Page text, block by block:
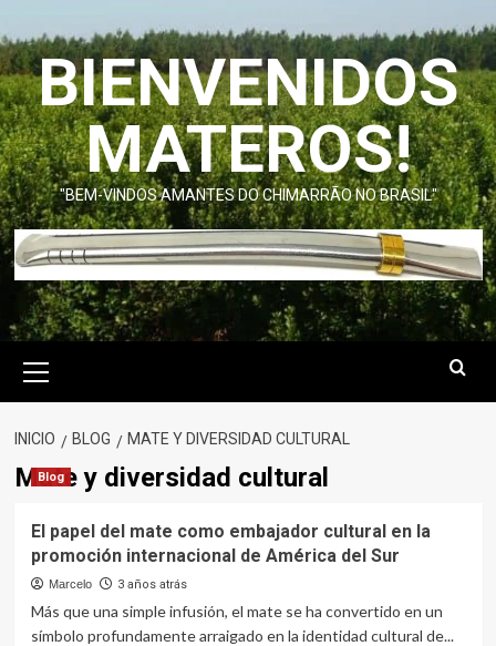
al
contenidoBIENVENIDOS
MATEROS!
"BEM-VINDOS AMANTES DO CHIMARRÃO NO BRASIL"
primario
INICIO BLOG MATE Y DIVERSIDAD CULTURAL
Mate y diversidad cultural
Blog
El papel del mate como embajador cultural en la
promoción internacional de América del Sur
Marcelo 3 años atrás
Más que una simple infusión, el mate se ha convertido en un
símbolo profundamente arraigado en la identidad cultural de...